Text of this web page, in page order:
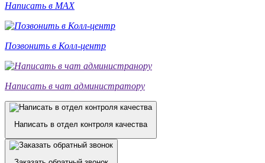
Написать в MAX
Позвонить в Колл-центр
Написать в чат администратору
Написать в отдел контроля качества